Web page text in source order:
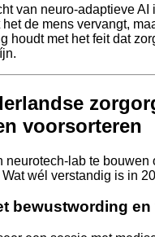
van neuro-adaptieve AI
het de mens vervangt,
houdt met het feit dat
voorsorteren
neurotech-lab te bouwen
wél verstandig is in
bewustwording en